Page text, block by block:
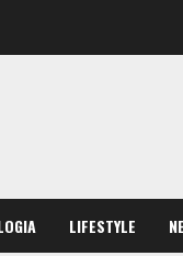
LIFESTYLE